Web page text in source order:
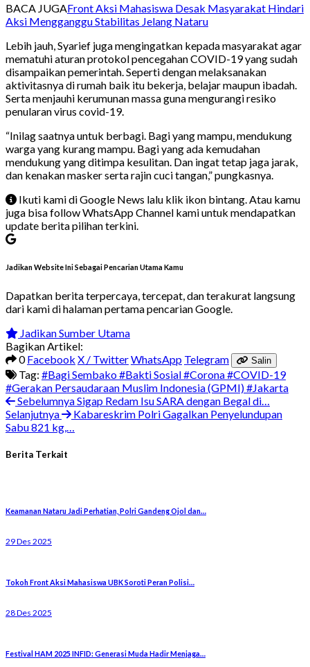
BACA JUGAFront Aksi Mahasiswa Desak Masyarakat Hindari
Aksi Mengganggu Stabilitas Jelang Nataru
Lebih jauh, Syarief juga mengingatkan kepada masyarakat agar
mematuhi aturan protokol pencegahan COVID-19 yang sudah
disampaikan pemerintah. Seperti dengan melaksanakan
aktivitasnya di rumah baik itu bekerja, belajar maupun ibadah.
Serta menjauhi kerumunan massa guna mengurangi resiko
penularan virus covid-19.
“Inilag saatnya untuk berbagi. Bagi yang mampu, mendukung
warga yang kurang mampu. Bagi yang ada kemudahan
mendukung yang ditimpa kesulitan. Dan ingat tetap jaga jarak,
dan kenakan masker serta rajin cuci tangan,” pungkasnya.
Ikuti kami di Google News lalu klik ikon bintang. Atau kamu
juga bisa follow WhatsApp Channel kami untuk mendapatkan
update berita pilihan terkini.
Jadikan Website Ini Sebagai Pencarian Utama Kamu
Dapatkan berita terpercaya, tercepat, dan terakurat langsung
dari kami di halaman pertama pencarian Google.
Jadikan Sumber Utama
Bagikan Artikel:
0Facebook X / TwitterWhatsApp Telegram Salin
Tag: #Bagi Sembako#Bakti Sosial#Corona#COVID-19
#Gerakan Persaudaraan Muslim Indonesia (GPMI)#Jakarta
SebelumnyaSigap Redam Isu SARA dengan Begal di…
Selanjutnya
Kabareskrim Polri Gagalkan Penyelundupan
Sabu 821 kg,…
Berita Terkait
Keamanan Nataru Jadi Perhatian, Polri Gandeng Ojol dan…
29 Des 2025
Tokoh Front Aksi Mahasiswa UBK Soroti Peran Polisi…
28 Des 2025
Festival HAM 2025 INFID: Generasi Muda Hadir Menjaga…